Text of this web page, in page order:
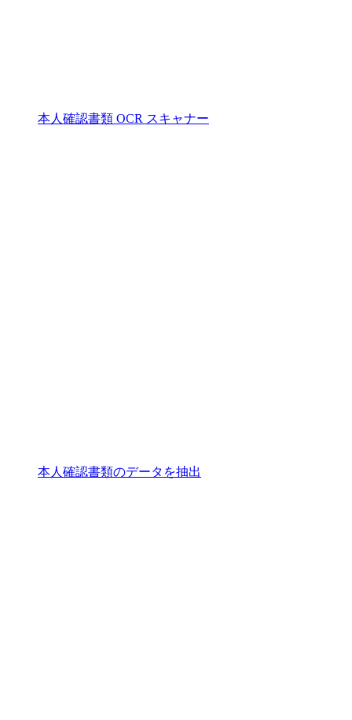
本人確認書類 OCR スキャナー
本人確認書類のデータを抽出